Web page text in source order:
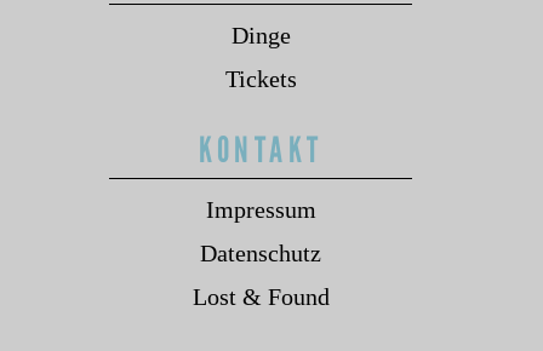
Dinge
Tickets
KONTAKT
Impressum
Datenschutz
Lost & Found